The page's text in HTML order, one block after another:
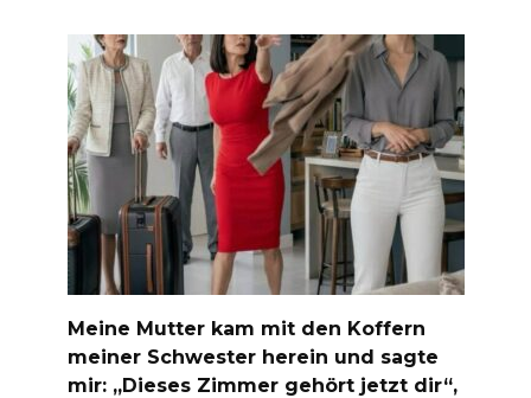
Meine Mutter kam mit den Koffern
meiner Schwester herein und sagte
mir: „Dieses Zimmer gehört jetzt dir“,